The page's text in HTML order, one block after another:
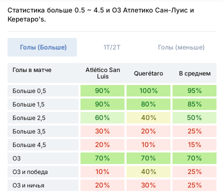
Статистика больше 0.5 ~ 4.5 и ОЗ Атлетико Сан-Луис и
Керетаро's.
Голы (Больше) 1Т/2Т Голы (меньше)
Голы в матче
Atlético San
Luis
Querétaro В среднем
Больше 0,5 90% 100% 95%
Больше 1,5 90% 80% 85%
Больше 2,5 60% 40% 50%
Больше 3,5 30% 20% 25%
Больше 4,5 20% 10% 15%
ОЗ 70% 70% 70%
ОЗ и победа 10% 40% 25%
ОЗ и ничья 20% 30% 25%